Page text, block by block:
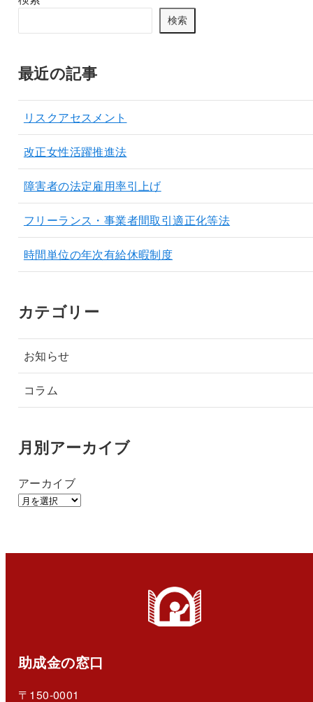
検索
最近の記事
リスクアセスメント
改正女性活躍推進法
障害者の法定雇用率引上げ
フリーランス・事業者間取引適正化等法
時間単位の年次有給休暇制度
カテゴリー
お知らせ
コラム
月別アーカイブ
アーカイブ
助成金の窓口
〒150-0001